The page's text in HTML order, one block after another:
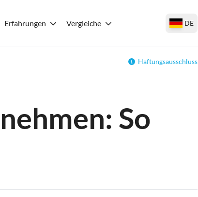
Erfahrungen Vergleiche DE
Haftungsausschluss
So